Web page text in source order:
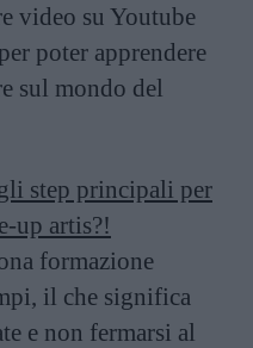
video su Youtube
poter apprendere
sul mondo del
step principali per
up artis?!
formazione
il che significa
e non fermarsi al